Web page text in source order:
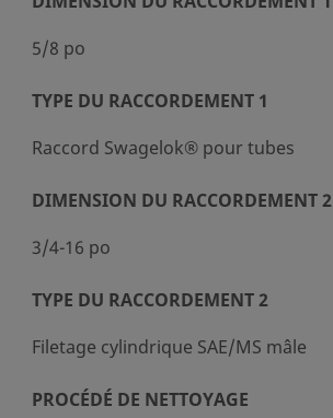
5/8 po
Raccord Swagelok® pour tubes
TYPE DU RACCORDEMENT 1
3/4-16 po
DIMENSION DU RACCORDEMENT 2
Filetage cylindrique SAE/MS mâle
TYPE DU RACCORDEMENT 2
PROCÉDÉ DE NETTOYAGE